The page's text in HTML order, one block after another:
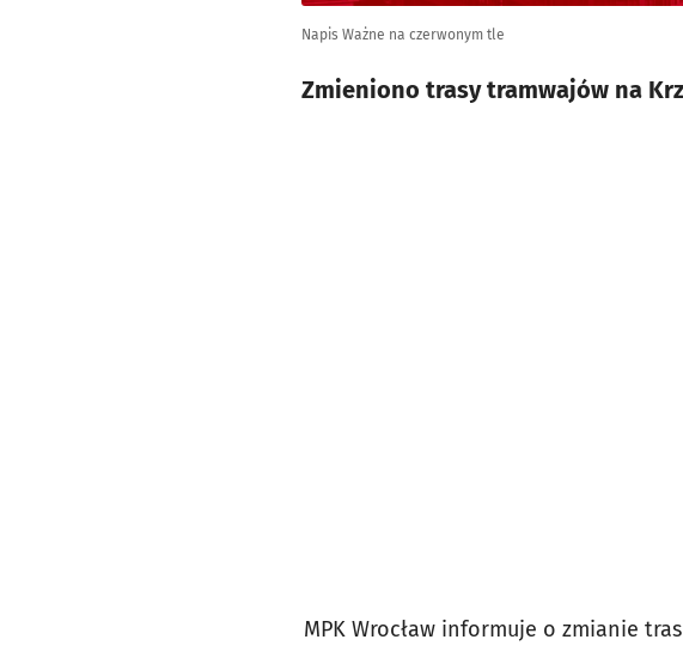
Napis Ważne na czerwonym tle
Zmieniono trasy tramwajów na
MPK Wrocław informuje o zmianie